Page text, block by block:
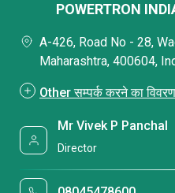
POWERTRON
A-426, Road No - 28,
Maharashtra, 400604,
Other सम्पर्क करने का विवरण
Mr Vivek P Panchal
Director